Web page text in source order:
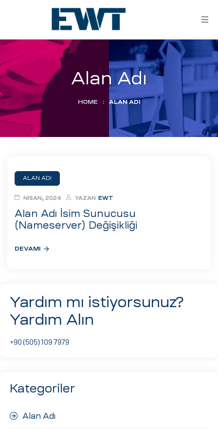
Alan Adı
HOME : ALAN ADI
ALAN ADI
Alan Adı İsim Sunucusu
(Nameserver) Değişikliği
NISAN, 2024 YAZAN EWT
DEVAMI
Yardım mı istiyorsunuz?
Yardım Alın
+90 (505) 109 7979
Kategoriler
Alan Adı